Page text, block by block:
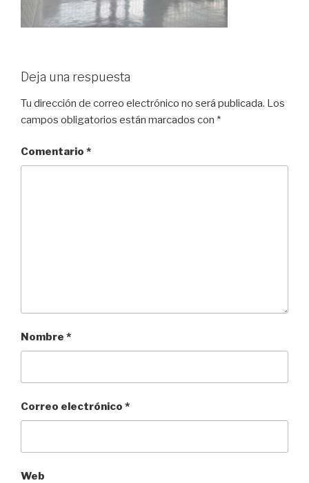
Deja una respuesta
Tu dirección de correo electrónico no será publicada. Los
campos obligatorios están marcados con *
Comentario *
Nombre *
Correo electrónico *
Web